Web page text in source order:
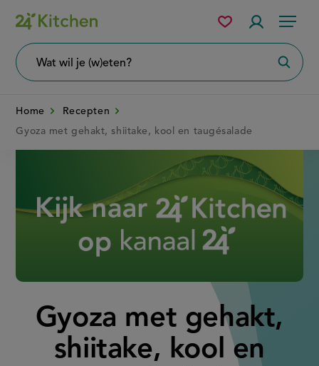
Overslaan
en
naar
Menu
wil
Mijn
bewaarde
Home
Recepten
Gyoza met gehakt, shiitake, kool en taugésalade
Gyoza met gehakt,
shiitake, kool en